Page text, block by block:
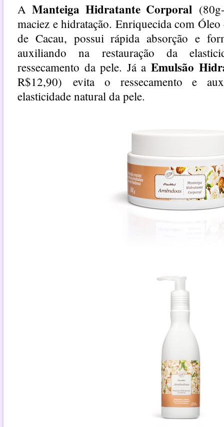
A Manteiga Hidratante Corporal
maciez e hidratação. Enriquecida com
de Cacau, possui rápida absorção e
auxiliando na restauração da
ressecamento da pele. Já aEmulsão
R$12,90) evita o ressecamento e
elasticidade natural da pele.